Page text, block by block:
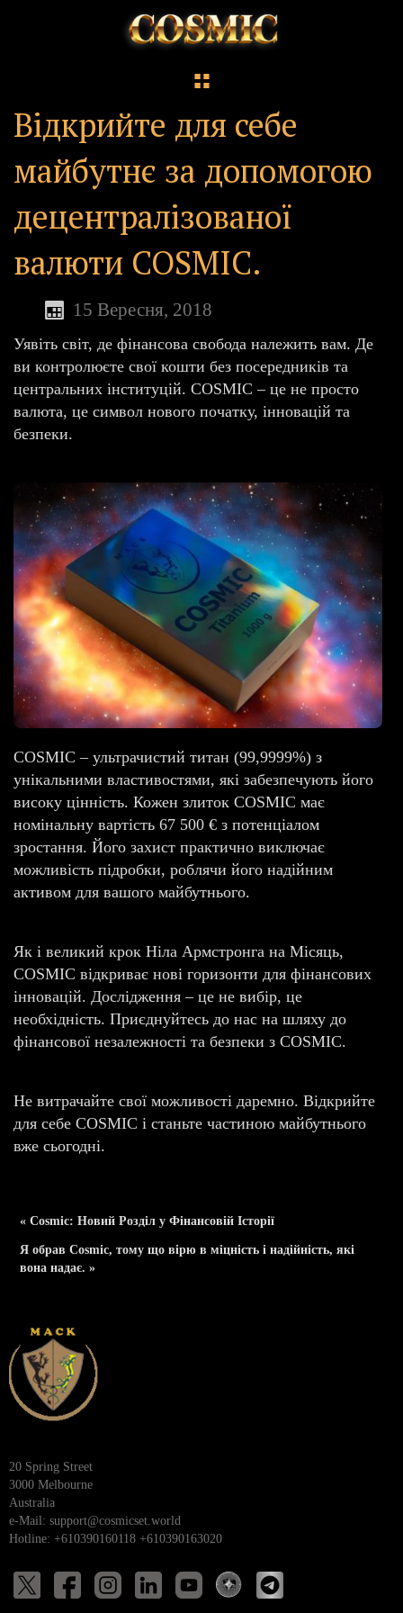
Відкрийте для себе
майбутнє за допомогою
децентралізованої
валюти COSMIC.
15 Вересня, 2018
Уявіть світ, де фінансова свобода належить вам. Де
ви контролюєте свої кошти без посередників та
центральних інституцій. COSMIC – це не просто
валюта, це символ нового початку, інновацій та
безпеки.
COSMIC – ультрачистий титан (99,9999%) з
унікальними властивостями, які забезпечують його
високу цінність. Кожен злиток COSMIC має
номінальну вартість 67 500 € з потенціалом
зростання. Його захист практично виключає
можливість підробки, роблячи його надійним
активом для вашого майбутнього.
Як і великий крок Ніла Армстронга на Місяць,
COSMIC відкриває нові горизонти для фінансових
інновацій. Дослідження – це не вибір, це
необхідність. Приєднуйтесь до нас на шляху до
фінансової незалежності та безпеки з COSMIC.
Не витрачайте свої можливості даремно. Відкрийте
для себе COSMIC і станьте частиною майбутнього
вже сьогодні.
« Cosmic: Новий Розділ у Фінансовій Історії
Я обрав Cosmic, тому що вірю в міцність і надійність, які
вона надає. »
20 Spring Street
3000 Melbourne
Australia
e-Mail: support@cosmicset.world
Hotline: +610390160118 +610390163020